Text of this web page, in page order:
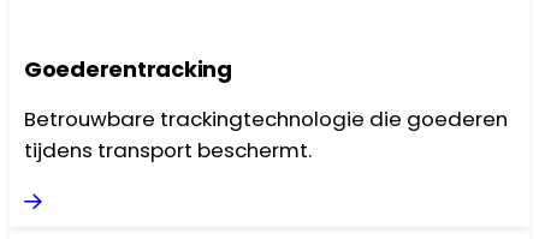
Goederen­tracking
Betrouwbare trackingtechnologie die goederen
tijdens transport beschermt.